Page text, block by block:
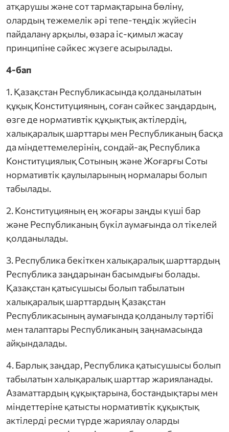
атқарушы және сот тармақтарына бөліну,
олардың тежемелік әрі тепе-теңдік жүйесін
пайдалану арқылы, өзара іс-қимыл жасау
принципіне сәйкес жүзеге асырылады.
4-бап
1. Қазақстан Республикасында қолданылатын
құқық Конституцияның, соған сәйкес заңдардың,
өзге де нормативтік құқықтық актілердің,
халықаралық шарттары мен Республиканың басқа
да міндеттемелерінің, сондай-ақ Республика
Конституциялық Сотының және Жоғарғы Соты
нормативтік қаулыларының нормалары болып
табылады.
2. Конституцияның ең жоғары заңды күші бар
және Республиканың бүкіл аумағында ол тікелей
қолданылады.
3. Республика бекіткен халықаралық шарттардың
Республика заңдарынан басымдығы болады.
Қазақстан қатысушысы болып табылатын
халықаралық шарттардың Қазақстан
Республикасының аумағында қолданылу тәртібі
мен талаптары Республиканың заңнамасында
айқындалады.
4. Барлық заңдар, Республика қатысушысы болып
табылатын халықаралық шарттар жарияланады.
Азаматтардың құқықтарына, бостандықтары мен
міндеттеріне қатысты нормативтік құқықтық
актілерді ресми түрде жариялау оларды